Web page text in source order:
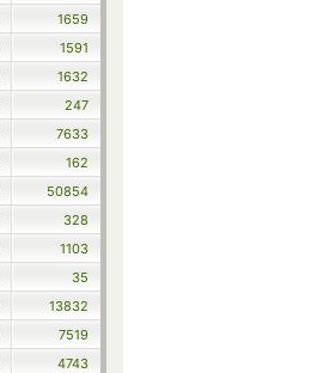
1659
1591
1632
247
7633
162
50854
328
1103
35
13832
7519
4743